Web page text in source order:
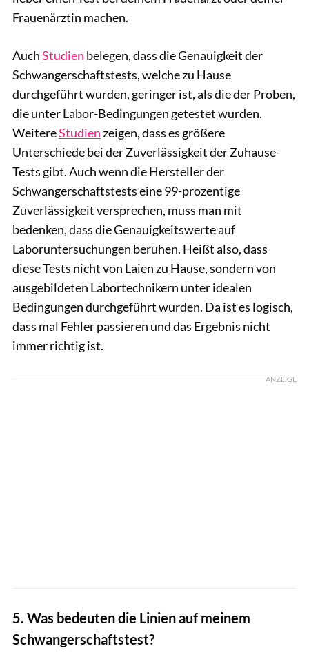
Frauenärztin machen.
AuchStudien belegen, dass die Genauigkeit der
Schwangerschaftstests, welche zu Hause
durchgeführt wurden, geringer ist, als die der Proben,
die unter Labor-Bedingungen getestet wurden.
WeitereStudienzeigen, dass es größere
Unterschiede bei der Zuverlässigkeit der Zuhause-
Tests gibt. Auch wenn die Hersteller der
Schwangerschaftstests eine 99-prozentige
Zuverlässigkeit versprechen, muss man mit
bedenken, dass die Genauigkeitswerte auf
Laboruntersuchungen beruhen. Heißt also, dass
diese Tests nicht von Laien zu Hause, sondern von
ausgebildeten Labortechnikern unter idealen
Bedingungen durchgeführt wurden. Da ist es logisch,
dass mal Fehler passieren und das Ergebnis nicht
immer richtig ist.
ANZEIGE
5. Was bedeuten die Linien auf meinem
Schwangerschaftstest?